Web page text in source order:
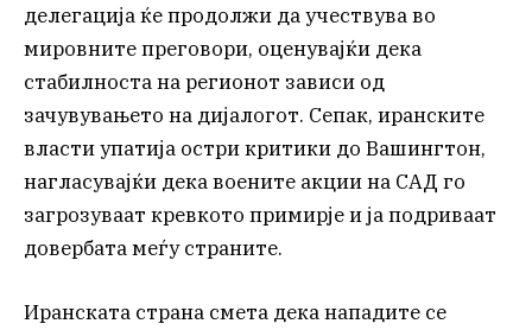
делегација ќе продолжи да учествува во
мировните преговори, оценувајќи дека
стабилноста на регионот зависи од
зачувувањето на дијалогот. Сепак, иранските
власти упатија остри критики до Вашингтон,
нагласувајќи дека воените акции на САД го
загрозуваат кревкото примирје и ја подриваат
довербата меѓу страните.
Иранската страна смета дека нападите се